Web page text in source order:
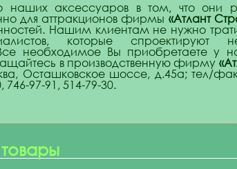
наших аксессуаров в том, что они
для аттракционов фирмы «Атлант
Нашим клиентам не нужно
которые спроектируют
необходимое Вы приобретаете у
в производственную фирму
Осташковское шоссе, д.45а; тел/
746-97-91, 514-79-30.